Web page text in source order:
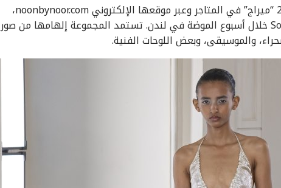
أطلقت نون باي نور مجموعة ربيع وصيف 2026 “ميراج” في المتاجر وعبر موقعها الإلكتروني noonbynoor.com،
والتي تم عرضها سابقا في Somerset House خلال أسبوع الموضة في لندن. تستمد المجموعة إلهامها من صور
والموسيقى، وبعض اللوحات الفنية.